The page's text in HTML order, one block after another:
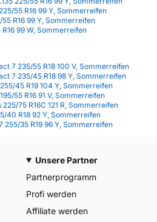
55 R16 99 Y, Sommerreifen
R16 99 Y, Sommerreifen
99 W, Sommerreifen
7 235/55 R18 100 V, Sommerreifen
7 235/45 R18 98 Y, Sommerreifen
45 R19 104 Y, Sommerreifen
55 R16 91 V, Sommerreifen
75 R16C 121 R, Sommerreifen
40 R18 92 Y, Sommerreifen
35 R19 96 Y, Sommerreifen
Unsere Partner
Partnerprogramm
Profi werden
Affiliate werden